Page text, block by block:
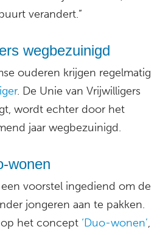
verandert.”
wegbezuinigd
ouderen krijgen regelmatig
. De Unie van Vrijwilligers
wordt echter door het
jaar wegbezuinigd.
wonen
voorstel ingediend om de
jongeren aan te pakken.
het concept ‘Duo-wonen’,